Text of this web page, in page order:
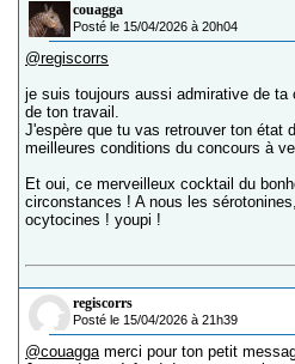
couagga
Posté le 15/04/2026 à 20h04
@regiscorrs
je suis toujours aussi admirative de
de ton travail.
J'espère que tu vas retrouver ton état
meilleures conditions du concours à
Et oui, ce merveilleux cocktail du
circonstances ! A nous les
ocytocines ! youpi !
regiscorrs
Posté le 15/04/2026 à 21h39
@couagga merci pour ton petit